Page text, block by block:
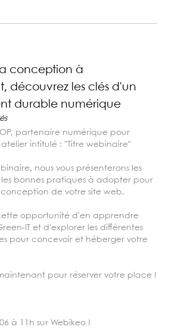
conception à
découvrez les clés d'un
durable numérique
partenaire numérique pour
intitulé : "Titre webinaire"
nous vous présenterons les
les bonnes pratiques à adopter pour
de votre site web.
opportunité d'en apprendre
IT et d'explorer les différentes
pour concevoir et héberger votre
maintenant pour réserver votre place !
à 11h sur Webikeo !